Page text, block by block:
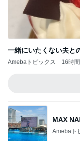
だいた
Amebaト
尻尾の
Amebaト